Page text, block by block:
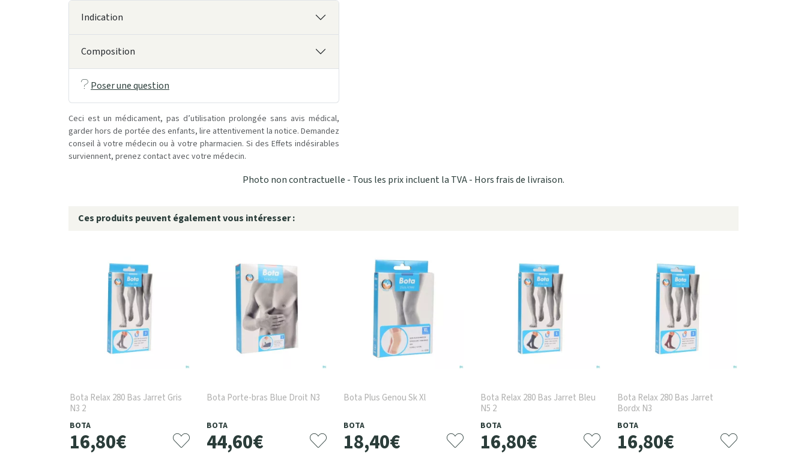
Indication
Composition
Poser une question
Ceci est un médicament, pas d’utilisation prolongée sans avis médical,
garder hors de portée des enfants, lire attentivement la notice. Demandez
conseil à votre médecin ou à votre pharmacien. Si des Effets indésirables
surviennent, prenez contact avec votre médecin.
Photo non contractuelle - Tous les prix incluent la TVA - Hors frais de livraison.
Ces produits peuvent également vous intéresser :
Bota Relax 280 Bas Jarret Gris
N3 2
BOTA
16,80€
Bota Porte-bras Blue Droit N3
BOTA
44,60€
Bota Plus Genou Sk Xl
BOTA
18,40€
Bota Relax 280 Bas Jarret Bleu
N5 2
BOTA
16,80€
Bota Relax 280 Bas Jarret
Bordx N3
BOTA
16,80€